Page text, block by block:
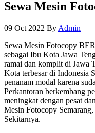
Sewa Mesin
09 Oct 2022 By Admin
Sewa Mesin Fotocopy
sebagai Ibu Kota Jawa
ramai dan komplit di Jawa
Kota terbesar di Indonesia
penanam modal karena
Perkantoran berkembang
meningkat dengan pesat
Mesin Fotocopy
Sekitarnya.